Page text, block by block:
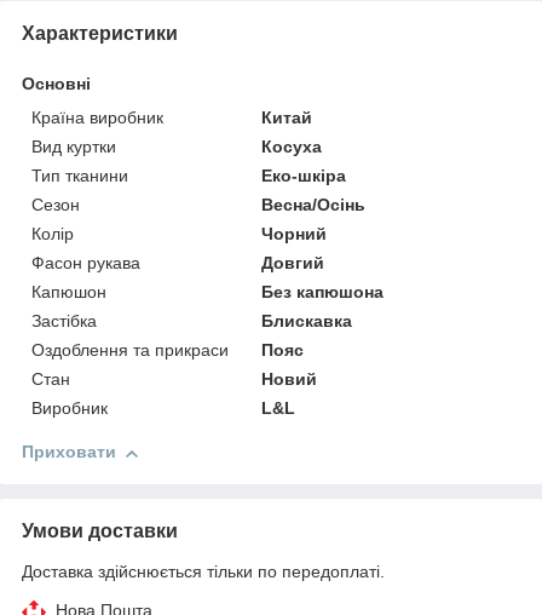
Характеристики
Основні
Країна виробник
Китай
Вид куртки
Косуха
Тип тканини
Еко-шкіра
Сезон
Весна/Осінь
Колір
Чорний
Фасон рукава
Довгий
Капюшон
Без капюшона
Застібка
Блискавка
Оздоблення та прикраси
Пояс
Стан
Новий
Виробник
L&L
Приховати
Умови доставки
Доставка здійснюється тільки по передоплаті.
Нова Пошта